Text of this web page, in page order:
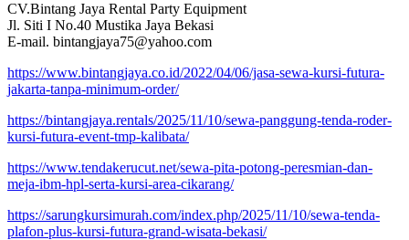
CV.Bintang Jaya Rental Party Equipment
Jl. Siti I No.40 Mustika Jaya Bekasi
E-mail. bintangjaya75@yahoo.com
https://www.bintangjaya.co.id/2022/04/06/jasa-sewa-kursi-futura-
jakarta-tanpa-minimum-order/
https://bintangjaya.rentals/2025/11/10/sewa-panggung-tenda-roder-
kursi-futura-event-tmp-kalibata/
https://www.tendakerucut.net/sewa-pita-potong-peresmian-dan-
meja-ibm-hpl-serta-kursi-area-cikarang/
https://sarungkursimurah.com/index.php/2025/11/10/sewa-tenda-
plafon-plus-kursi-futura-grand-wisata-bekasi/